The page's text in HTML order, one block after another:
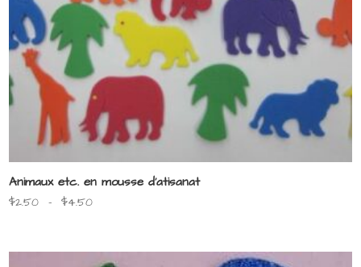
Animaux etc. en mousse d’atisanat
$2.50 – $4.50Plage
$2.50